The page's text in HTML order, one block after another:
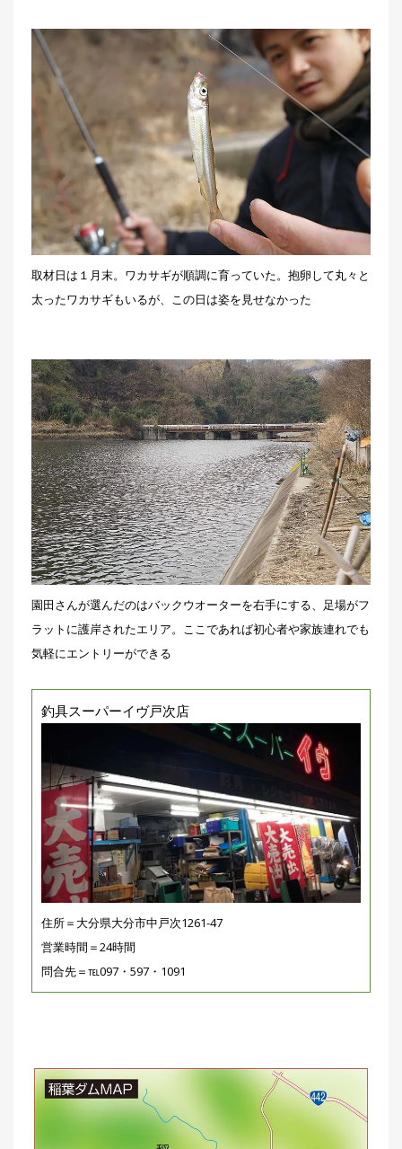
取材日は１月末。ワカサギが順調に育っていた。抱卵して丸々と
太ったワカサギもいるが、この日は姿を見せなかった
園田さんが選んだのはバックウオーターを右手にする、足場がフ
ラットに護岸されたエリア。ここであれば初心者や家族連れでも
気軽にエントリーができる
釣具スーパーイヴ戸次店
住所＝大分県大分市中戸次1261-47
営業時間＝24時間
問合先＝℡097・597・1091